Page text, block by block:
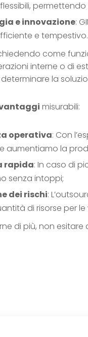
e innovazione:
e tempestivo.
come
interne o di
la
misurabili:
operativa: Con
aumentiamo la
rapida: In caso di
senza intoppi;
dei rischi:
di risorse per le
di più, non